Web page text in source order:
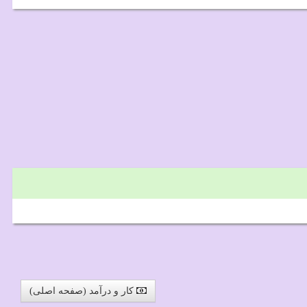
کار و درآمد (صفحه اصلی)